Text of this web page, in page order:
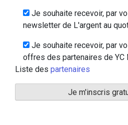
Je souhaite recevoir, par
newsletter de L'argent au
Je souhaite recevoir, par
offres des partenaires de YC
Liste des partenaires